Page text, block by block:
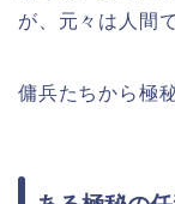
が、元々は人間
傭兵たちから極